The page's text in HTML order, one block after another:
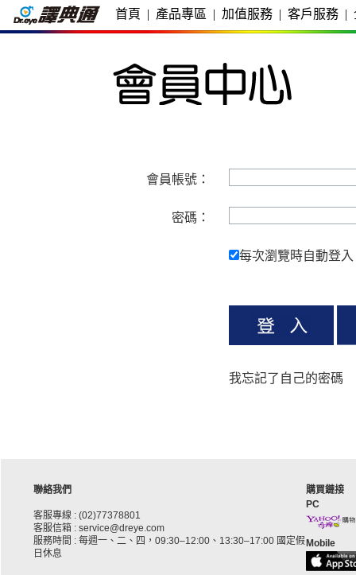
首頁 | 產品專區 | 加值服務 | 客戶服務 |
會員帳號：
密碼：
每次瀏覽時自動登入
我忘記了自己的密碼
聯絡我們
客服專線 : (02)77378801
客服信箱 : service@dreye.com
服務時間 : 每週一、二、四，09:30–12:00、13:30–17:00 國定假
日休息
購買鏈接
PC
Mobile